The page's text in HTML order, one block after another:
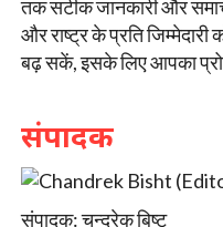
तक सटीक जानकारी और
और राष्ट्र के प्रति
बढ़ सकें, इसके लिए आपका
संपादक
संपादक: चन्द्रेक बिष्ट